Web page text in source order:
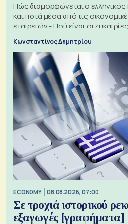
Πώς διαμορφώνεται ο
και ποτά μέσα από τις
εταιρειών - Πού είναι οι
Κωνσταντίνος Δημητρίου
ECONOMY 08.08.2026, 07:00
Σε τροχιά ιστορικού
εξαγωγές [γραφήματα]